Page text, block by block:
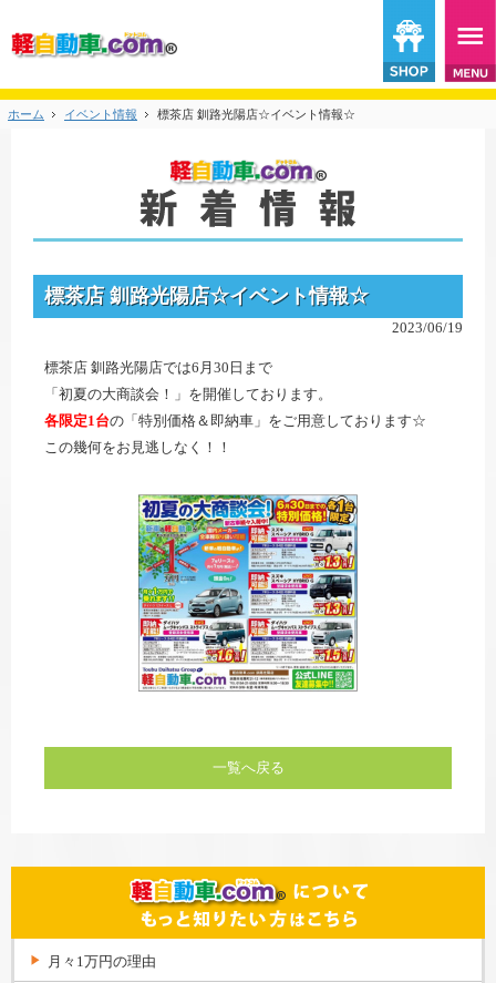
ホーム イベント情報 標茶店 釧路光陽店☆イベント情報☆
標茶店 釧路光陽店☆イベント情報☆
2023/06/19
標茶店 釧路光陽店では6月30日まで
「初夏の大商談会！」を開催しております。
各限定1台の「特別価格＆即納車」をご用意しております☆
この幾何をお見逃しなく！！
一覧へ戻る
月々1万円の理由